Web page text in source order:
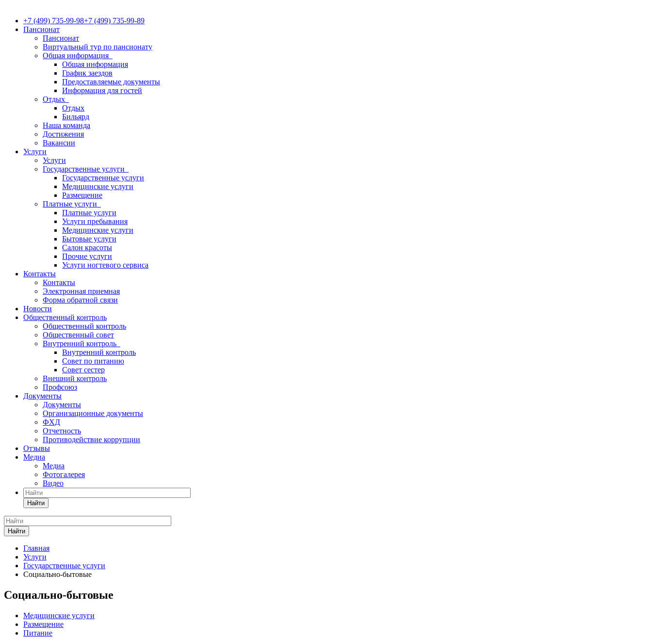
+7 (499) 735-99-98+7 (499) 735-99-89
Пансионат
Пансионат
Виртуальный тур по пансионату
Общая информация
Общая информация
График заездов
Предоставляемые документы
Информация для гостей
Отдых
Отдых
Бильярд
Наша команда
Достижения
Вакансии
Услуги
Услуги
Государственные услуги
Государственные услуги
Медицинские услуги
Размещение
Платные услуги
Платные услуги
Услуги пребывания
Медицинские услуги
Бытовые услуги
Салон красоты
Прочие услуги
Услуги ногтевого сервиса
Контакты
Контакты
Электронная приемная
Форма обратной связи
Новости
Общественный контроль
Общественный контроль
Общественный совет
Внутренний контроль
Внутренний контроль
Совет по питанию
Совет сестер
Внешний контроль
Профсоюз
Документы
Документы
Организационные документы
ФХД
Отчетность
Противодействие коррупции
Отзывы
Медиа
Медиа
Фотогалерея
Видео
Найти
Найти
Главная
Услуги
Государственные услуги
Социально-бытовые
Социально-бытовые
Медицинские услуги
Размещение
Питание